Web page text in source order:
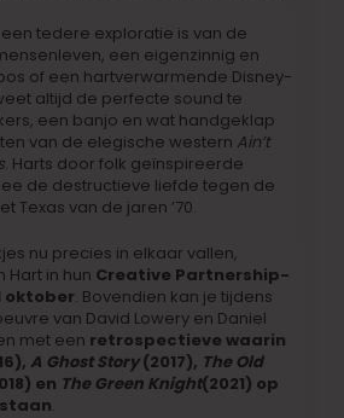
een tedere exploratie is van de
een eigenzinnig en
of een hartverwarmende Disney-
altijd de perfecte sound te
een banjo en wat handgeklap
van de elegische western Ain’t
. Harts door folk geïnspireerde
de destructieve liefde tegen de
Texas van de jaren ’70.
nu precies in elkaar vallen,
Hart in hun Creative Partnership-
oktober. Bovendien kan je tijdens
van David Lowery en Daniel
met een retrospectieve waarin
A Ghost Story(2017), The Old
en The Green Knight(2021) op
.